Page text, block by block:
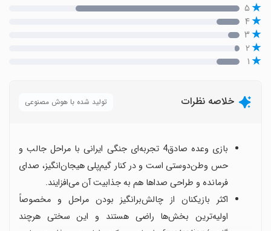
۵
۴
۳
۲
۱
خلاصه نظرات تولید شده با هوش مصنوعی
بازی وعده صادق4 تجربه‌ای جنگی ایرانی با مراحل جالب و
حس وطن‌دوستی است و در کنار گیم‌پلی هیجان‌انگیز، صدای
فرمانده و طراحی صداها هم به جذابیت آن می‌افزایند.
اکثر بازیکنان از چالش‌برانگیز بودن مراحل و مخصوصاً
اولیه‌ترین بخش‌ها راضی هستند و این سختی هرچند